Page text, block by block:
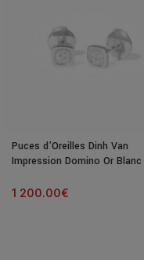
Puces d’Oreilles Dinh Van
Impression Domino Or Blanc
1 200.00€